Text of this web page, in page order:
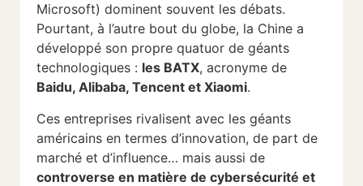
Microsoft) dominent souvent les débats.
Pourtant, à l’autre bout du globe, la Chine a
développé son propre quatuor de géants
technologiques : les BATX, acronyme de
Baidu, Alibaba, Tencent et Xiaomi.
Ces entreprises rivalisent avec les géants
américains en termes d’innovation, de part de
marché et d’influence… mais aussi de
controverse en matière de cybersécurité et